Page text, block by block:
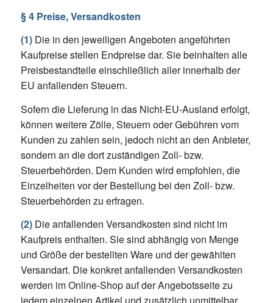
§ 4 Preise, Versandkosten
(1)Die in den jeweiligen Angeboten angeführten
Kaufpreise stellen Endpreise dar. Sie beinhalten alle
Preisbestandteile einschließlich aller innerhalb der
EU anfallenden Steuern.
Sofern die Lieferung in das Nicht-EU-Ausland erfolgt,
können weitere Zölle, Steuern oder Gebühren vom
Kunden zu zahlen sein, jedoch nicht an den Anbieter,
sondern an die dort zuständigen Zoll- bzw.
Steuerbehörden. Dem Kunden wird empfohlen, die
Einzelheiten vor der Bestellung bei den Zoll- bzw.
Steuerbehörden zu erfragen.
(2)Die anfallenden Versandkosten sind nicht im
Kaufpreis enthalten. Sie sind abhängig von Menge
und Größe der bestellten Ware und der gewählten
Versandart. Die konkret anfallenden Versandkosten
werden im Online-Shop auf der Angebotsseite zu